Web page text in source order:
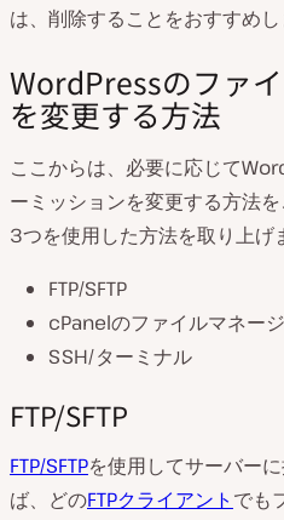
は、削除することをおすすめし
WordPressのファ
を変更する方法
ここからは、必要に応じて
ーミッションを変更する方法
3つを使用した方法を取り上げ
FTP/SFTP
cPanelのファイルマネー
SSH/ターミナル
FTP/SFTP
FTP/SFTPを使用してサーバー
ば、どのFTPクライアント でも